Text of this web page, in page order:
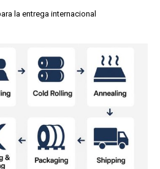
la entrega internacional